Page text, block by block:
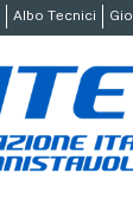
Albo Tecnici